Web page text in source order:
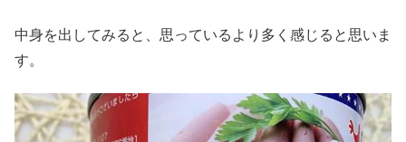
中身を出してみると、思っているより多く感じると思いま
す。